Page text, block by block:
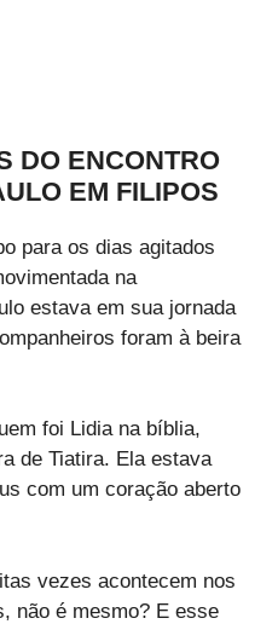
DO ENCONTRO
EM FILIPOS
para os dias agitados
na
estava em sua jornada
foram à beira
foi Lidia na bíblia,
de Tiatira. Ela estava
com um coração aberto
vezes acontecem nos
não é mesmo? E esse